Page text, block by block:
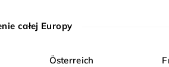
całej Europy
Österreich